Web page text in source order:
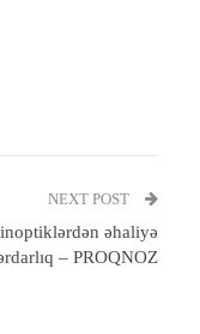
NEXT POST
əhaliyə
– PROQNOZ